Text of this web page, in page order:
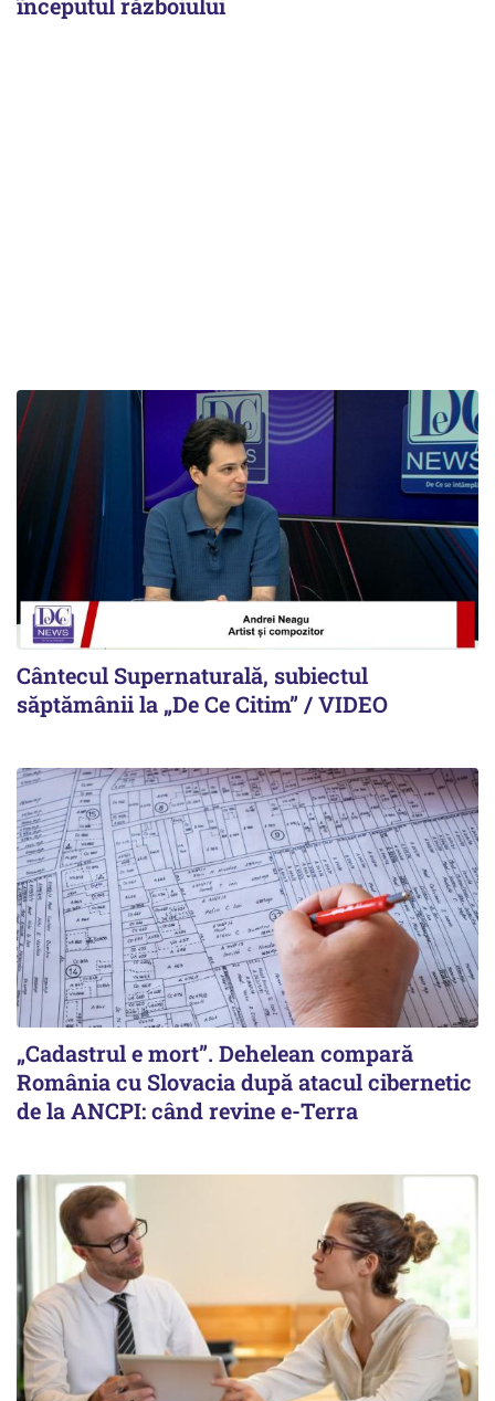
Cântecul Supernaturală, subiectul
săptămânii la „De Ce Citim” / VIDEO
„Cadastrul e mort”. Dehelean compară
România cu Slovacia după atacul cibernetic
de la ANCPI: când revine e-Terra